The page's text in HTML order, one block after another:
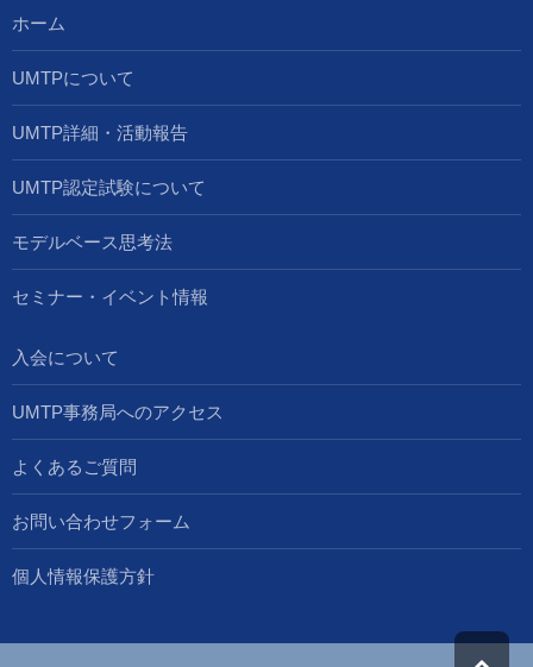
ホーム
UMTPについて
UMTP詳細・活動報告
UMTP認定試験について
モデルベース思考法
セミナー・イベント情報
入会について
UMTP事務局へのアクセス
よくあるご質問
お問い合わせフォーム
個人情報保護方針